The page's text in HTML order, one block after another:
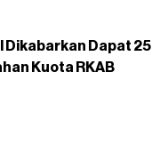
Dikabarkan Dapat 25
Kuota RKAB